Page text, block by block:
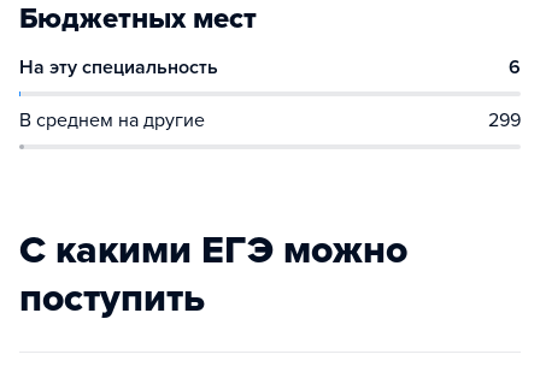
Бюджетных мест
На эту специальность 6
В среднем на другие 299
С какими ЕГЭ можно
поступить